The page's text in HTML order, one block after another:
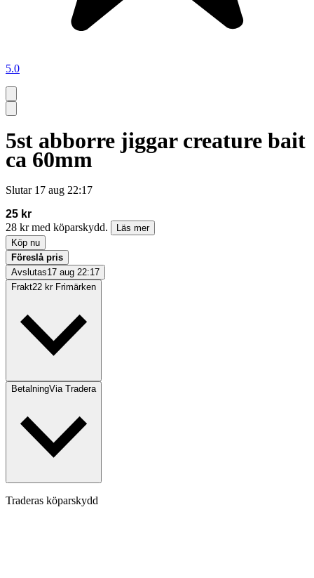
5.0
5st abborre jiggar creature bait
ca 60mm
Slutar 17 aug 22:17
25 kr
28 kr med köparskydd.
Läs mer
Köp nu
Föreslå pris
Avslutas17 aug 22:17
Frakt22 kr Frimärken
BetalningVia Tradera
Traderas köparskydd